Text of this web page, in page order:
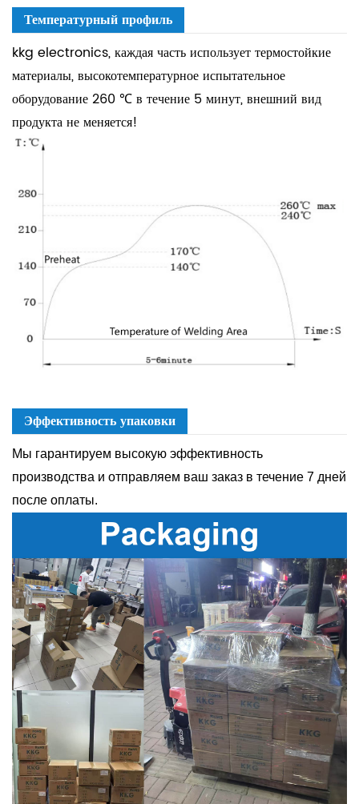
Температурный профиль
kkg electronics, каждая часть использует термостойкие
материалы, высокотемпературное испытательное
оборудование 260 ℃ в течение 5 минут, внешний вид
продукта не меняется!
Эффективность упаковки
Мы гарантируем высокую эффективность
производства и отправляем ваш заказ в течение 7 дней
после оплаты.